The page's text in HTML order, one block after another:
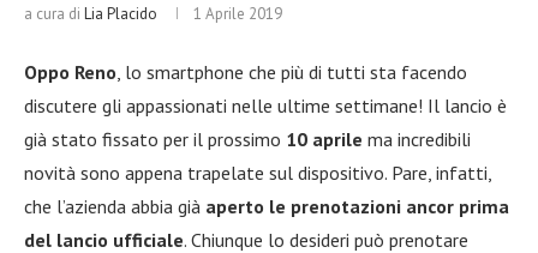
a cura di Lia Placido 1 Aprile 2019
Oppo Reno , lo smartphone che più di tutti sta facendo
discutere gli appassionati nelle ultime settimane! Il lancio è
già stato fissato per il prossimo 10 aprile ma incredibili
novità sono appena trapelate sul dispositivo. Pare, infatti,
che l’azienda abbia già aperto le prenotazioni ancor prima
del lancio ufficiale. Chiunque lo desideri può prenotare